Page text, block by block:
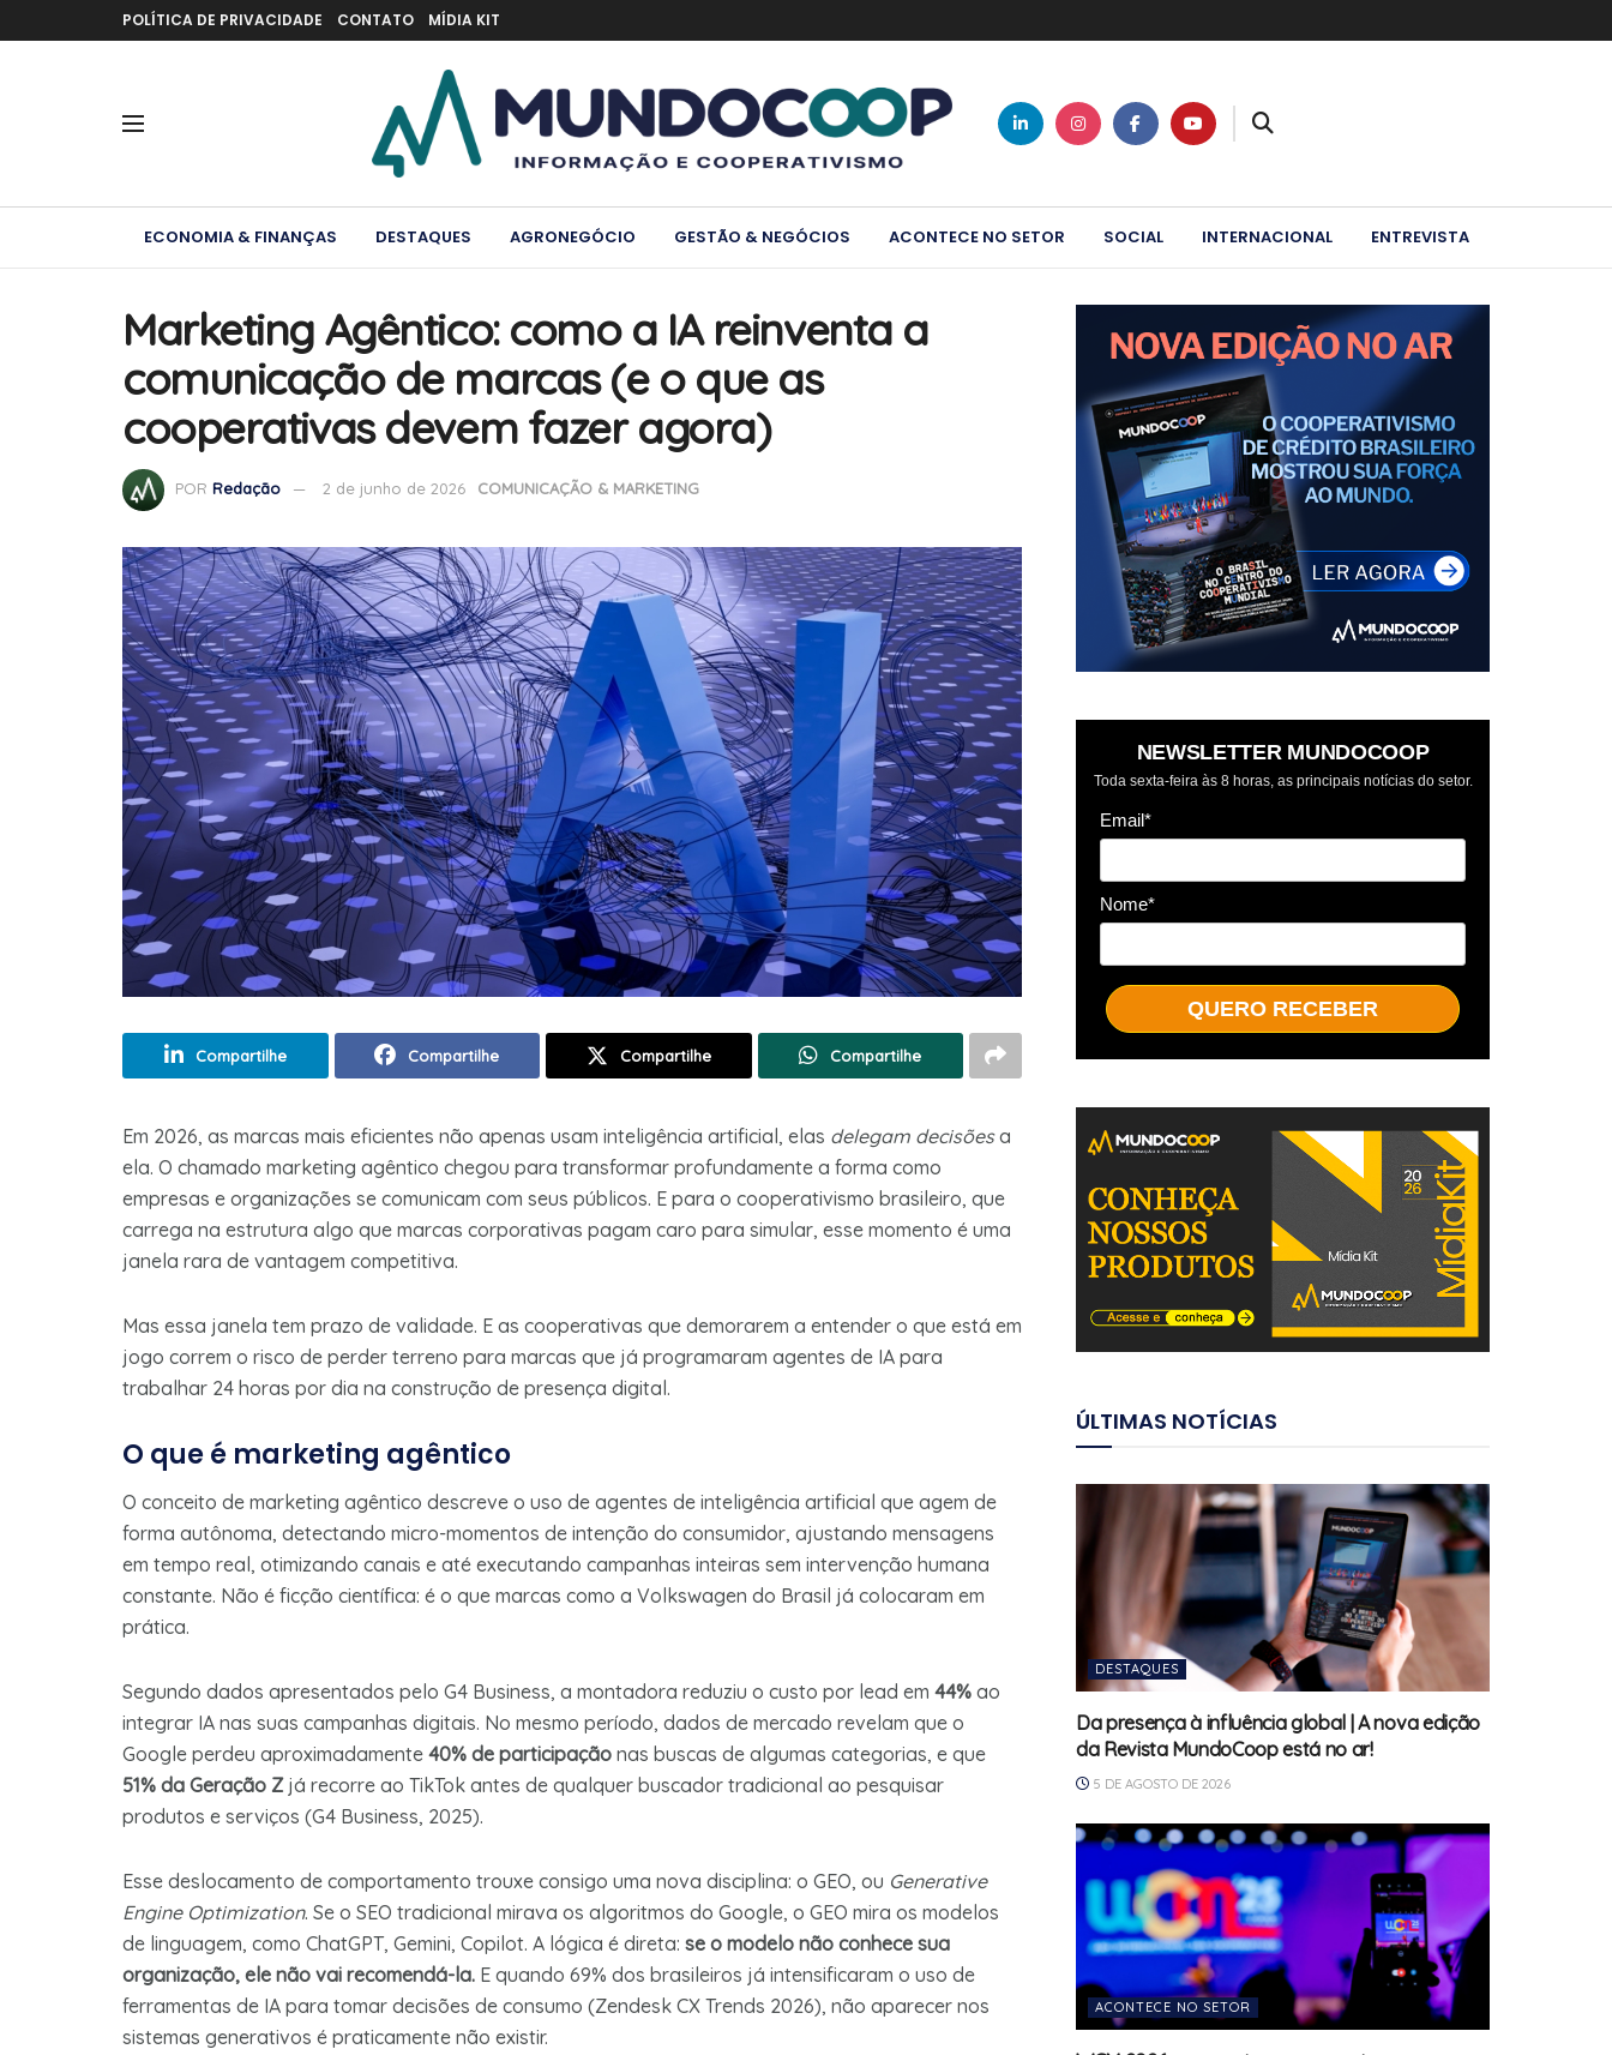
POLÍTICA DE PRIVACIDADE CONTATO MÍDIA KIT
ECONOMIA & FINANÇAS DESTAQUES AGRONEGÓCIO GESTÃO & NEGÓCIOS ACONTECE NO SETOR SOCIAL INTERNACIONAL ENTREVISTA
Marketing Agêntico: como a IA reinventa a
comunicação de marcas (e o que as
cooperativas devem fazer agora)
POR Redação 2 de junho de 2026 COMUNICAÇÃO & MARKETING
Compartilhe Compartilhe Compartilhe Compartilhe
Em 2026, as marcas mais eficientes não apenas usam inteligência artificial, elas delegam decisõesa
ela. O chamado marketing agêntico chegou para transformar profundamente a forma como
empresas e organizações se comunicam com seus públicos. E para o cooperativismo brasileiro, que
carrega na estrutura algo que marcas corporativas pagam caro para simular, esse momento é uma
janela rara de vantagem competitiva.
Mas essa janela tem prazo de validade. E as cooperativas que demorarem a entender o que está em
jogo correm o risco de perder terreno para marcas que já programaram agentes de IA para
trabalhar 24 horas por dia na construção de presença digital.
O que é marketing agêntico
O conceito de marketing agêntico descreve o uso de agentes de inteligência artificial que agem de
forma autônoma, detectando micro-momentos de intenção do consumidor, ajustando mensagens
em tempo real, otimizando canais e até executando campanhas inteiras sem intervenção humana
constante. Não é ficção científica: é o que marcas como a Volkswagen do Brasil já colocaram em
prática.
Segundo dados apresentados pelo G4 Business, a montadora reduziu o custo por lead em 44% ao
integrar IA nas suas campanhas digitais. No mesmo período, dados de mercado revelam que o
Google perdeu aproximadamente 40% de participação nas buscas de algumas categorias, e que
51% da Geração Zjá recorre ao TikTok antes de qualquer buscador tradicional ao pesquisar
produtos e serviços (G4 Business, 2025).
Esse deslocamento de comportamento trouxe consigo uma nova disciplina: o GEO, ou Generative
Engine Optimization. Se o SEO tradicional mirava os algoritmos do Google, o GEO mira os modelos
de linguagem, como ChatGPT, Gemini, Copilot. A lógica é direta: se o modelo não conhece sua
organização, ele não vai recomendá-la. E quando 69% dos brasileiros já intensificaram o uso de
ferramentas de IA para tomar decisões de consumo (Zendesk CX Trends 2026), não aparecer nos
sistemas generativos é praticamente não existir.
NEWSLETTER MUNDOCOOP
Toda sexta-feira às 8 horas, as principais notícias do setor.
Email*
Nome*
QUERO RECEBER
ÚLTIMAS NOTÍCIAS
DESTAQUES
Da presença à influência global | A nova edição
da Revista MundoCoop está no ar!
5 DE AGOSTO DE 2026
ACONTECE NO SETOR